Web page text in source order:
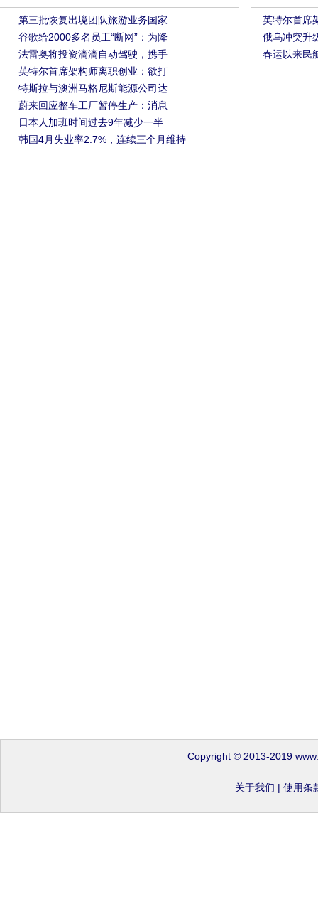
第三批恢复出境团队旅游业务国家
谷歌给2000多名员工“断网”：为降
法雷奥将投资滴滴自动驾驶，携手
英特尔首席架构师离职创业：欲打
特斯拉与澳洲马格尼斯能源公司达
蔚来回应整车工厂暂停生产：消息
日本人加班时间过去9年减少一半
韩国4月失业率2.7%，连续三个月维持
英特尔首席
俄乌冲突升
春运以来民
Copyright © 2013-2019
关于我们 | 使用条